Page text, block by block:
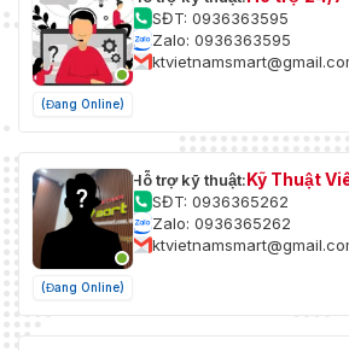
(Đang Online)
SĐT: 0936363595
Zalo: 0936363595
(Đang Online)
Hỗ trợ kỹ thuật:Kỹ Thuật
SĐT: 0936365262
Zalo: 0936365262